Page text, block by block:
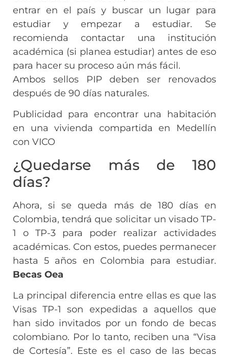
entrar en el país y buscar un lugar para
estudiar y empezar a estudiar. Se
recomienda contactar una institución
académica (si planea estudiar) antes de eso
para hacer su proceso aún más fácil.
Ambos sellos PIP deben ser renovados
después de 90 días naturales.
Publicidad para encontrar una habitación
en una vivienda compartida en Medellín
con VICO
¿Quedarse más de 180
días?
Ahora, si se queda más de 180 días en
Colombia, tendrá que solicitar un visado TP-
1 o TP-3 para poder realizar actividades
académicas. Con estos, puedes permanecer
hasta 5 años en Colombia para estudiar.
Becas Oea
La principal diferencia entre ellas es que las
Visas TP-1 son expedidas a aquellos que
han sido invitados por un fondo de becas
colombiano. Por lo tanto, reciben una “Visa
de Cortesía”. Este es el caso de las becas